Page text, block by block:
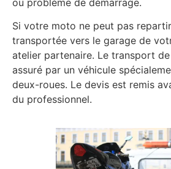
ou problème de démarrage.
Si votre moto ne peut pas
transportée vers le garage de
atelier partenaire. Le transport
assuré par un véhicule
deux-roues. Le devis est remis
du professionnel.